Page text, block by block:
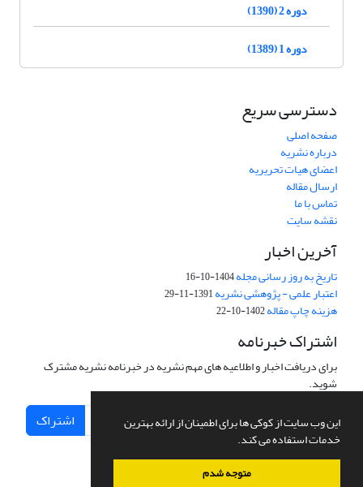
این وب سایت از کوکی ها برای اطمینان از ارائه بهترین
خدمات استفاده می کند.
متوجه شدم
دوره 2 (1390)
دوره 1 (1389)
دسترسی سریع
صفحه اصلی
درباره نشریه
اعضای هیات تحریریه
ارسال مقاله
تماس با ما
نقشه سایت
آخرین اخبار
تاریخ به روز رسانی مجله1404-10-16
اعتبار علمی - پژوهشی نشریه1391-11-29
هزینه چاپ مقاله1402-10-22
اشتراک خبرنامه
برای دریافت اخبار و اطلاعیه های مهم نشریه در خبرنامه نشریه مشترک
شوید.
اشتراک